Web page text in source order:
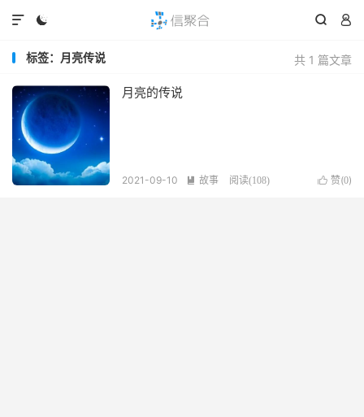
  

共 1 篇文章
标签：月亮传说
月亮的传说
 赞(0)
2021-09-10  故事 阅读(108)